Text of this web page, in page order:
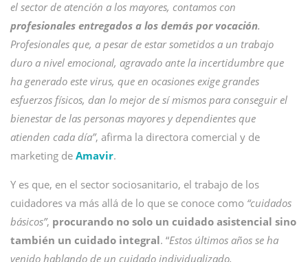
el sector de atención a los mayores, contamos con
profesionales entregados a los demás por vocación.
Profesionales que, a pesar de estar sometidos a un trabajo
duro a nivel emocional, agravado ante la incertidumbre que
ha generado este virus, que en ocasiones exige grandes
esfuerzos físicos, dan lo mejor de sí mismos para conseguir el
bienestar de las personas mayores y dependientes que
atienden cada día”, afirma la directora comercial y de
marketing de Amavir.
Y es que, en el sector sociosanitario, el trabajo de los
cuidadores va más allá de lo que se conoce como “cuidados
básicos”, procurando no solo un cuidado asistencial sino
también un cuidado integral. “Estos últimos años se ha
venido hablando de un cuidado individualizado,